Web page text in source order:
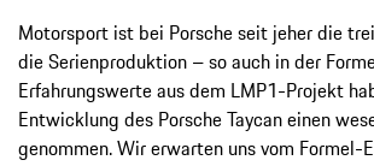
Motorsport ist bei Porsche seit jeher die
die Serienproduktion – so auch in der
Erfahrungswerte aus dem LMP1-Projekt
Entwicklung des Porsche Taycan einen
genommen. Wir erwarten uns vom Formel-